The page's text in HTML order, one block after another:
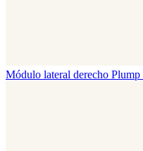
Módulo lateral derecho Plump